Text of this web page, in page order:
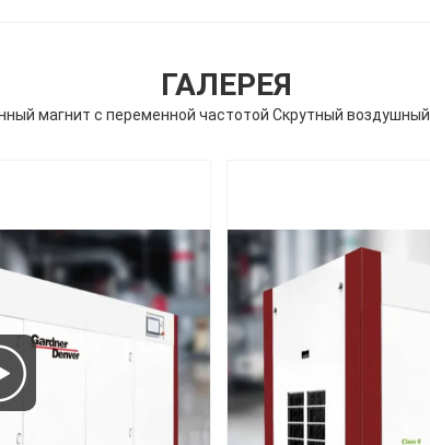
ГАЛЕРЕЯ
магнит с переменной частотой Скрутный